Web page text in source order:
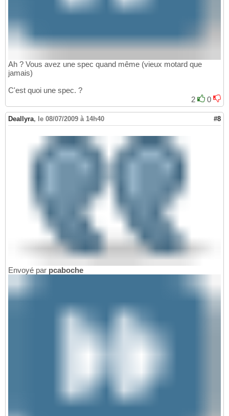
Ah ? Vous avez une spec quand même (vieux motard que
jamais)
C'est quoi une spec. ?
2
0
Deallyra, le 08/07/2009 à 14h40 #8
Envoyé par pcaboche